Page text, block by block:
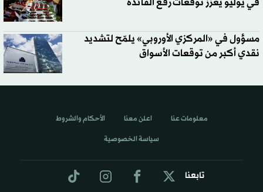
مسؤول في «المركزي الأوروبي» يلمّح لتشديد
نقدي أكبر من توقعات الأسواق
تابعنا
معلومات عنا اعلن معنا الأحكام والشروط
سياسة الخصوصية